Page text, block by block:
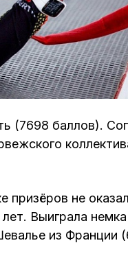
(7698 баллов).
призёров не
Выиграла немка
из Франции